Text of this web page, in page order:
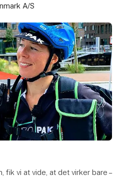
A/S
fik vi at vide, at det virker bare –